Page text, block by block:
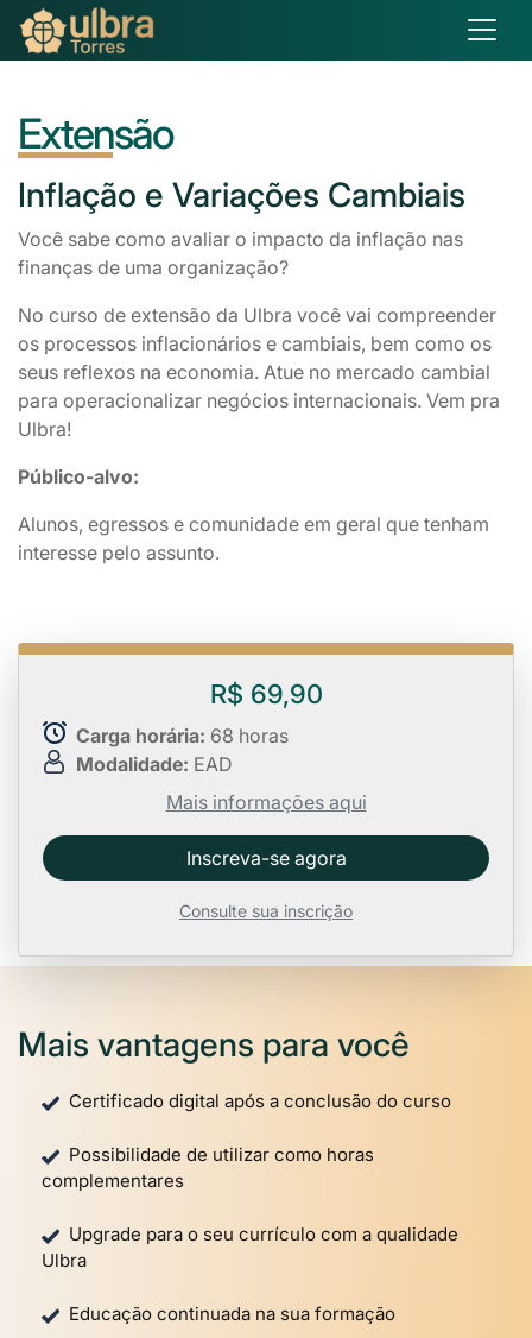
Extensão
Inflação e Variações Cambiais
Você sabe como avaliar o impacto da inflação nas
finanças de uma organização?
No curso de extensão da Ulbra você vai compreender
os processos inflacionários e cambiais, bem como os
seus reflexos na economia. Atue no mercado cambial
para operacionalizar negócios internacionais. Vem pra
Ulbra!
Público-alvo:
Alunos, egressos e comunidade em geral que tenham
interesse pelo assunto.
R$ 69,90
Carga horária: 68 horas
Modalidade: EAD
Mais informações aqui
Inscreva-se agora
Consulte sua inscrição
Mais vantagens para você
Certificado digital após a conclusão do curso
Possibilidade de utilizar como horas
complementares
Upgrade para o seu currículo com a qualidade
Ulbra
Educação continuada na sua formação